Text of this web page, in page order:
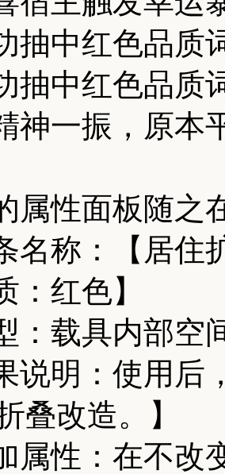
抽中红色品
抽中红色品
神一振，原本
属性面板随之
名称：【居住
：红色】
：载具内部空
说明：使用
叠改造。】
属性：在不